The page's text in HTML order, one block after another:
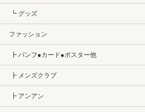
┗ グッズ
ファッション
┣ パンフ●カード●ポスター他
┣ メンズクラブ
┣ アンアン